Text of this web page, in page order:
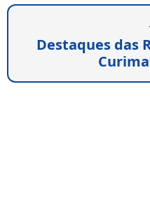
Destaques das